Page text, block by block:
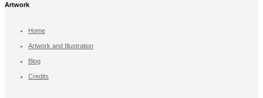
Artwork
Home
Artwork and Illustration
Blog
Credits